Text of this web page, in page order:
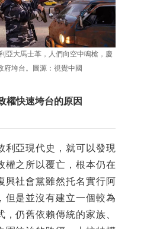
亞大馬士革，人們向空中鳴槍，慶
府垮台。圖源：視覺中國
權快速垮台的原因
利亞現代史，就可以發現
權之所以覆亡，根本仍在
興社會黨雖然托名實行阿
但是並沒有建立一個較為
，仍舊依賴傳統的家族、